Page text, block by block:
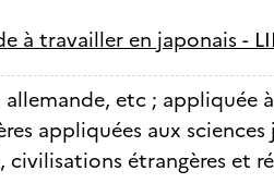
à travailler en japonais -
allemande, etc ;
appliquées aux
civilisations étrangères et